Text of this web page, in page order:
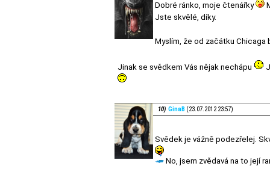
Dobré ránko, moje čtenářky
Jste skvělé, díky.
Myslím, že od začátku Chicaga
Jinak se svědkem Vás nějak nechápu
10) GinaB (23.07.2012 23:57)
Svědek je vážně podezřelej.
No, jsem zvědavá na to její